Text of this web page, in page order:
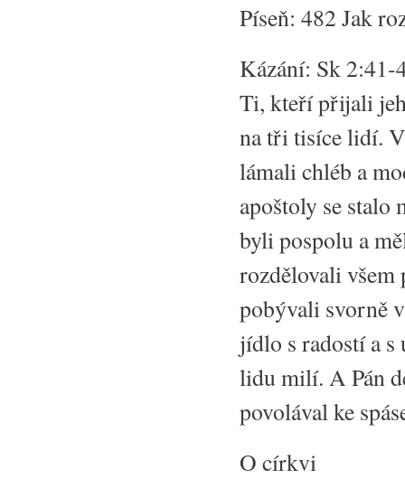
Píseň: 482 Jak
Kázání: Sk 2:41-
Ti, kteří přijali
na tři tisíce lidí.
lámali chléb a
apoštoly se
byli pospolu a
rozdělovali všem
pobývali svorně
jídlo s radostí a
lidu milí. A Pán
povolával ke
O církvi